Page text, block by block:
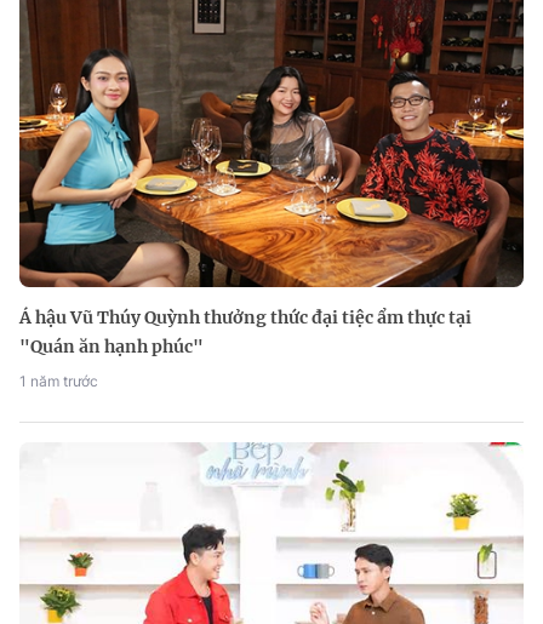
Á hậu Vũ Thúy Quỳnh thưởng thức đại tiệc ẩm thực tại
"Quán ăn hạnh phúc"
1 năm trước